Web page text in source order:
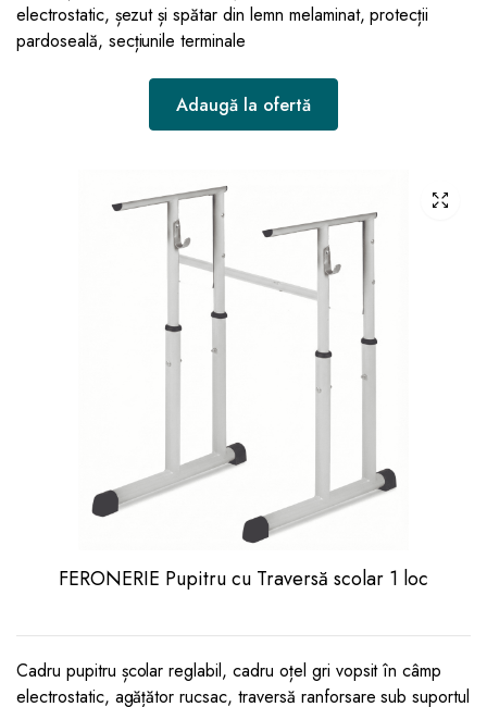
electrostatic, șezut și spătar din lemn melaminat, protecții
pardoseală, secțiunile terminale
Adaugă la ofertă
FERONERIE Pupitru cu Traversă scolar 1 loc
Cadru pupitru școlar reglabil, cadru oțel gri vopsit în câmp
electrostatic, agățător rucsac, traversă ranforsare sub suportul